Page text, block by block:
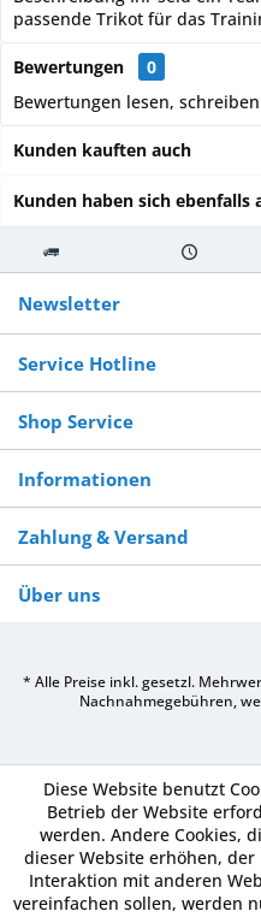
passende Trikot für das
Bewertungen
0
Bewertungen lesen,
Kunden kauften auch
Kunden haben sich ebenfalls
Kostenloser
Versand ab €
250,-
Versand innerhalb
Newsletter
Service Hotline
Shop Service
Informationen
Zahlung & Versand
Über uns
* Alle Preise inkl. gesetzl.
Nachnahmegebühren,
Diese Website benutzt
Betrieb der Website
werden. Andere Cookies,
dieser Website erhöhen,
Interaktion mit anderen
vereinfachen sollen, werden